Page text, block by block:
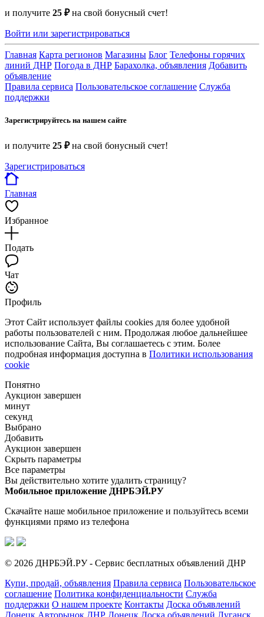
и получите 25 ₽на свой бонусный счет!
Войти или зарегистрироваться
Главная Карта регионов Магазины Блог Телефоны горячих
линий ДНР Погода в ДНР Барахолка, объявления Добавить
объявление
Правила сервиса Пользовательское соглашение Служба
поддержки
Зарегистрируйтесь на нашем сайте
и получите 25 ₽на свой бонусный счет!
Зарегистрироваться
Главная
Избранное
Подать
Чат
Профиль
Этот Сайт использует файлы cookies для более удобной
работы пользователей с ним. Продолжая любое дальнейшее
использование Сайта, Вы соглашаетесь с этим. Более
подробная информация доступна в Политики использования
cookie
Понятно
Аукцион завершен
минут
секунд
Выбрано
Добавить
Аукцион завершен
Скрыть параметры
Все параметры
Вы действительно хотите удалить страницу?
Мобильное приложение ДНРБЭЙ.РУ
Скачайте наше мобильное приложение и пользуйтесь всеми
функциями прямо из телефона
© 2026 ДНРБЭЙ.РУ - Сервис бесплатных объявлений ДНР
Купи, продай, объявления Правила сервиса Пользовательское
соглашение Политика конфиденциальности Служба
поддержки О нашем проекте Контакты Доска объявлений
Донецк Авторынок ДНР Донецк Доска объявлений Луганск